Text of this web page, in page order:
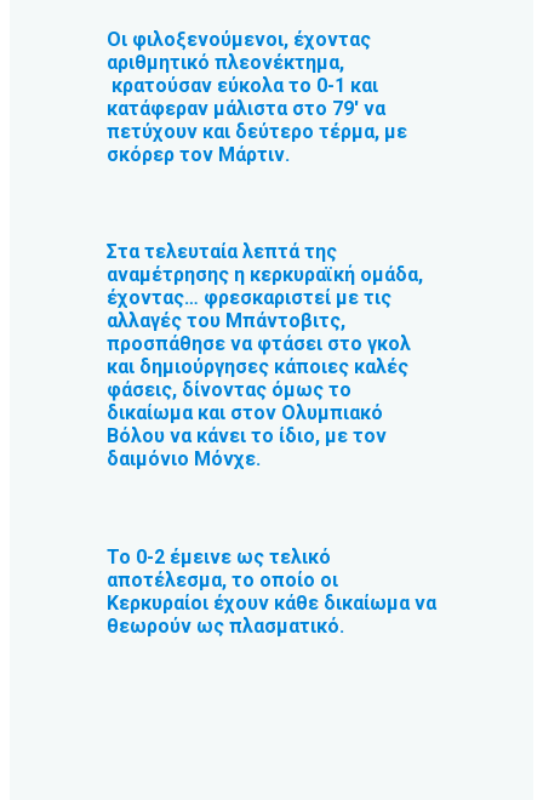
Οι φιλοξενούμενοι, έχοντας
αριθμητικό πλεονέκτημα,
κρατούσαν εύκολα το 0-1 και
κατάφεραν μάλιστα στο 79′ να
πετύχουν και δεύτερο τέρμα, με
σκόρερ τον Μάρτιν.
Στα τελευταία λεπτά της
αναμέτρησης η κερκυραϊκή ομάδα,
έχοντας… φρεσκαριστεί με τις
αλλαγές του Μπάντοβιτς,
προσπάθησε να φτάσει στο γκολ
και δημιούργησες κάποιες καλές
φάσεις, δίνοντας όμως το
δικαίωμα και στον Ολυμπιακό
Βόλου να κάνει το ίδιο, με τον
δαιμόνιο Μόνχε.
Το 0-2 έμεινε ως τελικό
αποτέλεσμα, το οποίο οι
Κερκυραίοι έχουν κάθε δικαίωμα να
θεωρούν ως πλασματικό.